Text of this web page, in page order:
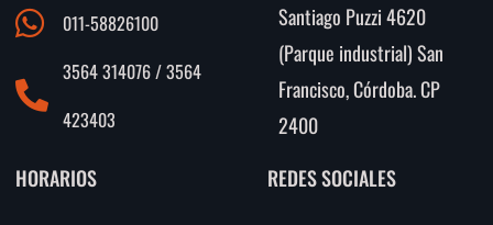
011-58826100
3564 314076 / 3564
423403
Santiago Puzzi 4620
(Parque industrial) San
Francisco, Córdoba. CP
2400
HORARIOS
REDES SOCIALES